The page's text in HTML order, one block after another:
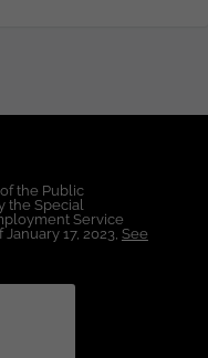
Bonos de
de
the Public
the Special
Service
17, 2023, See